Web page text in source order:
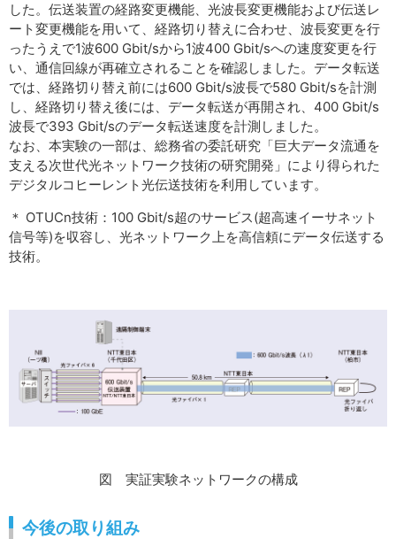
した。伝送装置の経路変更機能、光波長変更機能および伝送レ
ート変更機能を用いて、経路切り替えに合わせ、波長変更を行
ったうえで1波600 Gbit/sから1波400 Gbit/sへの速度変更を行
い、通信回線が再確立されることを確認しました。データ転送
では、経路切り替え前には600 Gbit/s波長で580 Gbit/sを計測
し、経路切り替え後には、データ転送が再開され、400 Gbit/s
波長で393 Gbit/sのデータ転送速度を計測しました。
なお、本実験の一部は、総務省の委託研究「巨大データ流通を
支える次世代光ネットワーク技術の研究開発」により得られた
デジタルコヒーレント光伝送技術を利用しています。
＊ OTUCn技術：100 Gbit/s超のサービス(超高速イーサネット
信号等)を収容し、光ネットワーク上を高信頼にデータ伝送する
技術。
図 実証実験ネットワークの構成
今後の取り組み